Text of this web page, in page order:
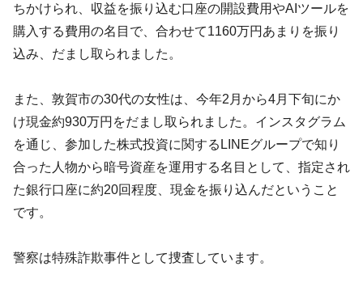
ちかけられ、収益を振り込む口座の開設費用やAIツールを
購入する費用の名目で、合わせて1160万円あまりを振り
込み、だまし取られました。
また、敦賀市の30代の女性は、今年2月から4月下旬にか
け現金約930万円をだまし取られました。インスタグラム
を通じ、参加した株式投資に関するLINEグループで知り
合った人物から暗号資産を運用する名目として、指定され
た銀行口座に約20回程度、現金を振り込んだということ
です。
警察は特殊詐欺事件として捜査しています。